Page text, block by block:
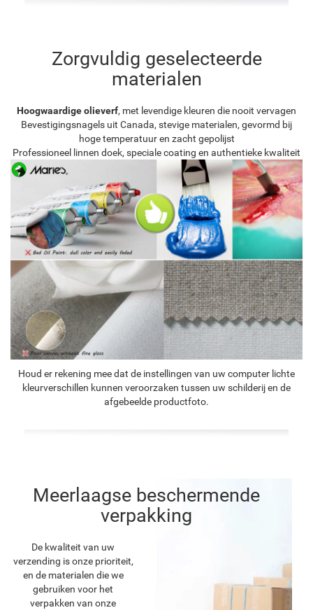
Zorgvuldig geselecteerde
materialen
Hoogwaardige olieverf, met levendige kleuren die nooit vervagen
Bevestigingsnagels uit Canada, stevige materialen, gevormd bij
hoge temperatuur en zacht gepolijst
Professioneel linnen doek, speciale coating en authentieke kwaliteit
Houd er rekening mee dat de instellingen van uw computer lichte
kleurverschillen kunnen veroorzaken tussen uw schilderij en de
afgebeelde productfoto.
Meerlaagse beschermende
verpakking
De kwaliteit van uw
verzending is onze prioriteit,
en de materialen die we
gebruiken voor het
verpakken van onze